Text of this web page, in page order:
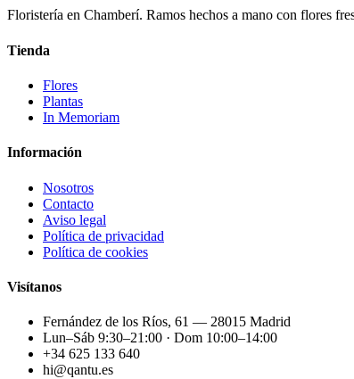
Floristería en Chamberí. Ramos hechos a mano con flores
Tienda
Flores
Plantas
In Memoriam
Información
Nosotros
Contacto
Aviso legal
Política de privacidad
Política de cookies
Visítanos
Fernández de los Ríos, 61 — 28015 Madrid
Lun–Sáb 9:30–21:00 · Dom 10:00–14:00
+34 625 133 640
hi@qantu.es